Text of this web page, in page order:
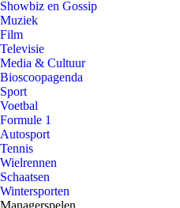
Showbiz en Gossip
Muziek
Film
Televisie
Media & Cultuur
Bioscoopagenda
Sport
Voetbal
Formule 1
Autosport
Tennis
Wielrennen
Schaatsen
Wintersporten
Managerspelen